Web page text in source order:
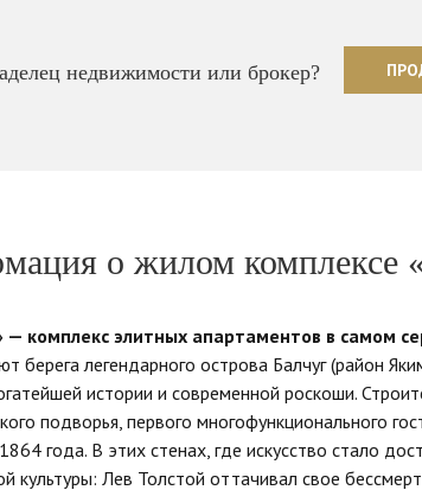
недвижимости или брокер?
о жилом комплексе
— комплекс элитных апартаментов в самом
берега легендарного острова Балчуг (район
истории и современной роскоши.
подворья, первого многофункционального
года. В этих стенах, где искусство стало
культуры: Лев Толстой оттачивал свое